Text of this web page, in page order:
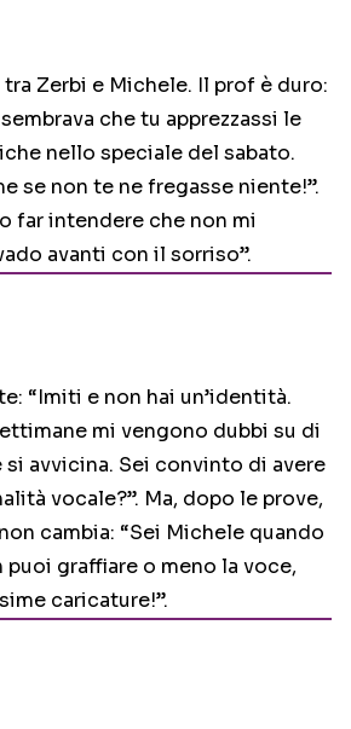
Zerbi e Michele. Il prof è duro:
che tu apprezzassi le
nello speciale del sabato.
se non te ne fregasse niente!”.
far intendere che non mi
avanti con il sorriso”.
“Imiti e non hai un’identità.
mi vengono dubbi su di
si avvicina. Sei convinto di avere
vocale?”. Ma, dopo le prove,
cambia: “Sei Michele quando
puoi graffiare o meno la voce,
caricature!”.